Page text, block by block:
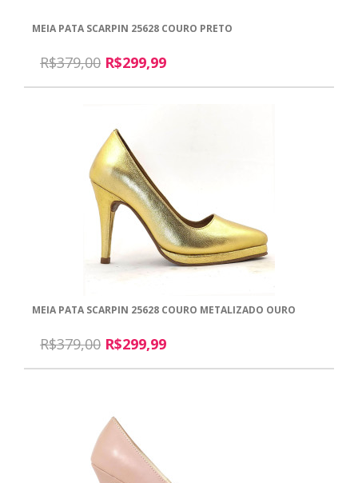
MEIA PATA SCARPIN 25628 COURO PRETO
R$379,00 R$299,99
MEIA PATA SCARPIN 25628 COURO METALIZADO OURO
R$379,00 R$299,99